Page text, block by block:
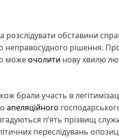
обставини
неправосудного рішення.
можеочолити нову хвилю
брали участь в
апеляційного
пʼять прізвищ
переслідувань